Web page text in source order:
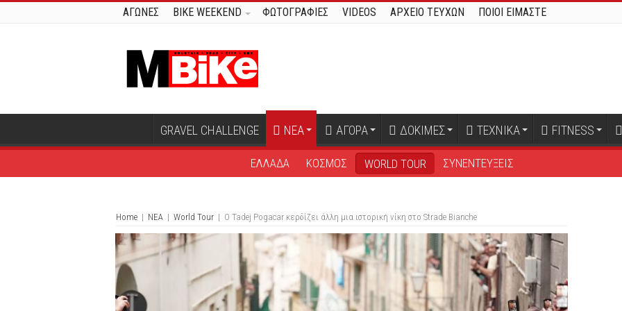
ΑΓΩΝΕΣ BIKE WEEKEND ΦΩΤΟΓΡΑΦΙΕΣ VIDEOS ΑΡΧΕΙΟ ΤΕΥΧΩΝ ΠΟΙΟΙ ΕΙΜΑΣΤΕ
GRAVEL CHALLENGE ΝΕΑ ΑΓΟΡΑ ΔΟΚΙΜΕΣ ΤΕΧΝΙΚΑ FITNESS
ΕΛΛΑΔΑ ΚΟΣΜΟΣ WORLD TOUR ΣΥΝΕΝΤΕΥΞΕΙΣ
Home | ΝΕΑ | World Tour | O Tadej Pogacar κερδίζει άλλη μια ιστορική νίκη στο Strade Bianche